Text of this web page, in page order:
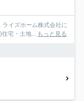
イズホーム株式会社に
宅・土地... もっと見る